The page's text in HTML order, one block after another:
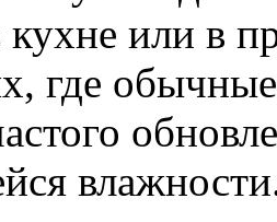
кухне или в
где